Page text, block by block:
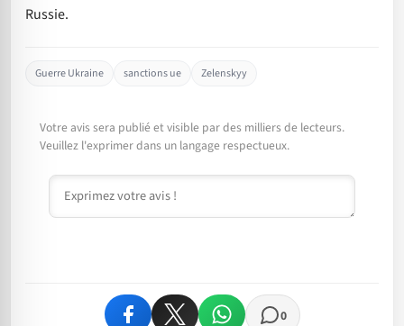
Russie.
Guerre Ukraine sanctions ue Zelenskyy
Votre avis sera publié et visible par des milliers de lecteurs.
Veuillez l'exprimer dans un langage respectueux.
Commentaire
0